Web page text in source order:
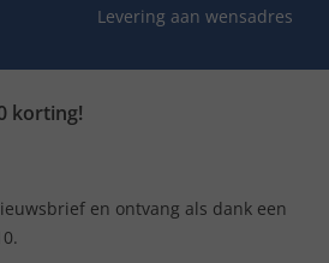
Levering aan wensadres
korting!
en ontvang als dank een